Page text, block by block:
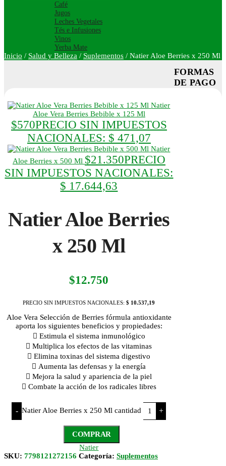
Café
Jugos
Leches Vegetales
Tés e Infusiones
Vinos
Yerba Mate
Inicio / Salud y Belleza / Suplementos / Natier Aloe Berries x 250 Ml
Natier
Aloe Vera Berries Bebible x 125 Ml
$570PRECIO SIN IMPUESTOS
NACIONALES: $ 471,07
Natier
Aloe Berries x 500 Ml $21.350PRECIO
SIN IMPUESTOS NACIONALES:
$ 17.644,63
Natier Aloe Berries
x 250 Ml
$12.750
PRECIO SIN IMPUESTOS NACIONALES:$ 10.537,19
Aloe Vera Selección de Berries fórmula antioxidante
aporta los siguientes beneficios y propiedades:
 Estimula el sistema inmunológico
 Multiplica los efectos de las vitaminas
 Elimina toxinas del sistema digestivo
 Aumenta las defensas y la energía
 Mejora la salud y apariencia de la piel
 Combate la acción de los radicales libres
- Natier Aloe Berries x 250 Ml cantidad +
COMPRAR
Natier
SKU: 7798121272156 Categoría: Suplementos
FORMAS
DE PAGO